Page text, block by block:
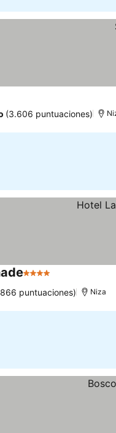
(3.606 puntuaciones)
4 Estrellas
puntuaciones) Niza